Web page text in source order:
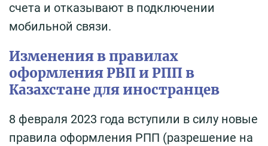
счета и отказывают в подключении
мобильной связи.
Изменения в правилах
оформления РВП и РПП в
Казахстане для иностранцев
8 февраля 2023 года вступили в силу новые
правила оформления РПП (разрешение на